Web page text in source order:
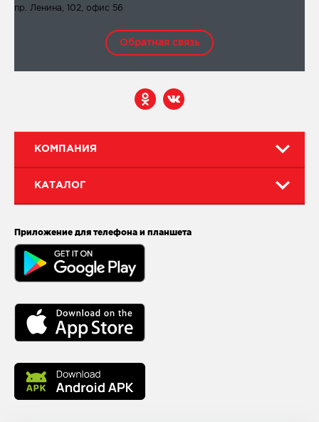
КОМПАНИЯ
КАТАЛОГ
Приложение для телефона и планшета
пр. Ленина, 102, офис 56
Обратная связь